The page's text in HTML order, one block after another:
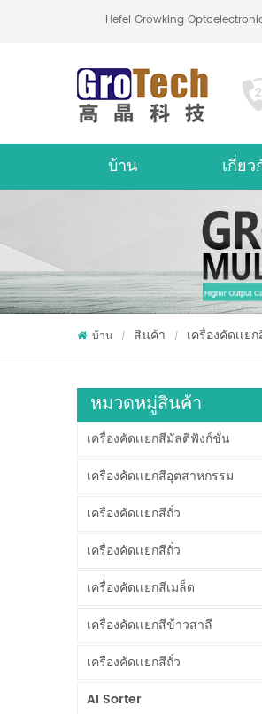
Hefei Growking
บ้าน เกี่ยว
บ้าน / สินค้า / เครื่องคัดเเย
หมวดหมู่สินค้า
เครื่องคัดเเยกสีมัลติฟังก์ชั่น
เครื่องคัดเเยกสีอุตสาหกรรม
เครื่องคัดเเยกสีถั่ว
เครื่องคัดเเยกสีถั่ว
เครื่องคัดเเยกสีเมล็ด
เครื่องคัดเเยกสีข้าวสาลี
เครื่องคัดเเยกสีถั่ว
AI Sorter